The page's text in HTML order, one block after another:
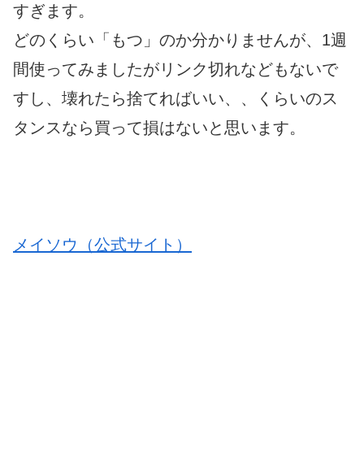
すぎます。
どのくらい「もつ」のか分かりませんが、1週
間使ってみましたがリンク切れなどもないで
すし、壊れたら捨てればいい、、くらいのス
タンスなら買って損はないと思います。
メイソウ（公式サイト）